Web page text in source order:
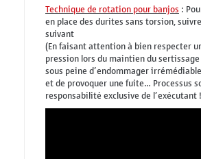
Technique de rotation pour banjos:
en place des durites sans torsion,
suivant
(En faisant attention à bien respecter
pression lors du maintien du
sous peine d’endommager
et de provoquer une fuite… Processus
responsabilité exclusive de l’exécutant